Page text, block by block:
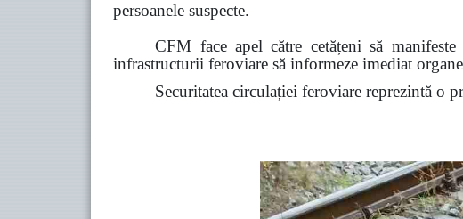
persoanele suspecte.
CFM face apel către cetățeni să
infrastructurii feroviare să informeze imediat
Securitatea circulației feroviare reprezintă o